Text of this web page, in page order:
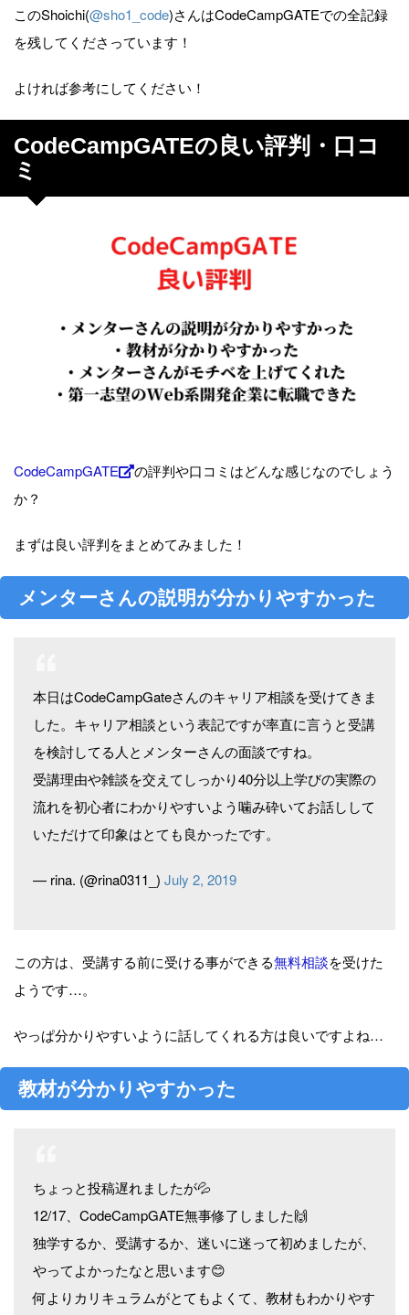
このShoichi(@sho1_code)さんはCodeCampGATEでの全記録
を残してくださっています！
よければ参考にしてください！
CodeCampGATEの良い評判・口コ
ミ
CodeCampGATE
の評判や口コミはどんな感じなのでしょう
か？
まずは良い評判をまとめてみました！
メンターさんの説明が分かりやすかった
本日はCodeCampGateさんのキャリア相談を受けてきま
した。キャリア相談という表記ですが率直に言うと受講
を検討してる人とメンターさんの面談ですね。
受講理由や雑談を交えてしっかり40分以上学びの実際の
流れを初心者にわかりやすいよう噛み砕いてお話しして
いただけて印象はとても良かったです。
— rina. (@rina0311_) July 2, 2019
この方は、受講する前に受ける事ができる無料相談を受けた
ようです…。
やっぱ分かりやすいように話してくれる方は良いですよね…
教材が分かりやすかった
ちょっと投稿遅れましたが💦
12/17、CodeCampGATE無事修了しました🙌
独学するか、受講するか、迷いに迷って初めましたが、
やってよかったなと思います😊
何よりカリキュラムがとてもよくて、教材もわかりやす